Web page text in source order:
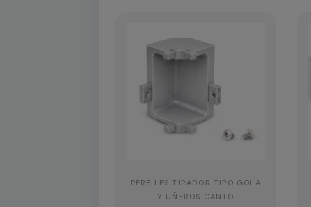
PERFILES TIRADOR TIPO GOLA
Y UÑEROS CANTO